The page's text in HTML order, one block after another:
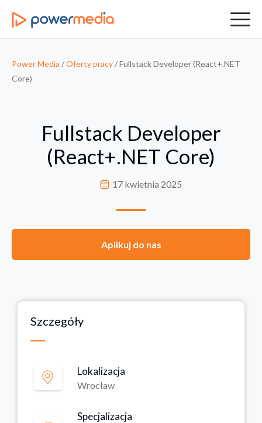
Power Media /Oferty pracy/Fullstack Developer (React+.NET
Core)
Fullstack Developer
(React+.NET Core)
17 kwietnia 2025
Aplikuj do nas
Szczegóły
Lokalizacja
Wrocław
Specjalizacja